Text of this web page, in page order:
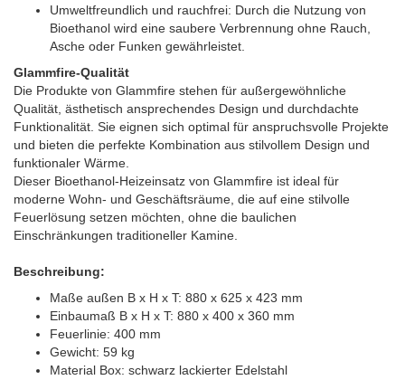
Umweltfreundlich und rauchfrei: Durch die Nutzung von
Bioethanol wird eine saubere Verbrennung ohne Rauch,
Asche oder Funken gewährleistet.
Glammfire-Qualität
Die Produkte von Glammfire stehen für außergewöhnliche
Qualität, ästhetisch ansprechendes Design und durchdachte
Funktionalität. Sie eignen sich optimal für anspruchsvolle Projekte
und bieten die perfekte Kombination aus stilvollem Design und
funktionaler Wärme.
Dieser Bioethanol-Heizeinsatz von Glammfire ist ideal für
moderne Wohn- und Geschäftsräume, die auf eine stilvolle
Feuerlösung setzen möchten, ohne die baulichen
Einschränkungen traditioneller Kamine.
Beschreibung:
Maße außen B x H x T: 880 x 625 x 423 mm
Einbaumaß B x H x T: 880 x 400 x 360 mm
Feuerlinie: 400 mm
Gewicht: 59 kg
Material Box: schwarz lackierter Edelstahl